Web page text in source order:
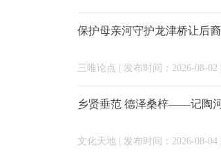
保护母亲河守护龙津桥让后
三唯论点 | 发布时间：2026-08-02
乡贤垂范 德泽桑梓——记陶
文化天地 | 发布时间：2026-08-04